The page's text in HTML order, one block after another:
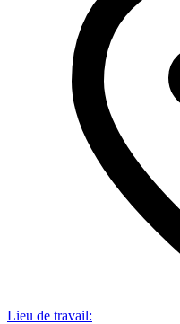
Lieu de travail: